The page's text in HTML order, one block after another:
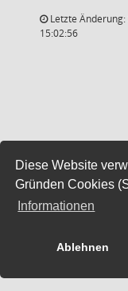
Diese Website
Gründen Cookies
Informationen
Ablehnen
Letzte Änderung:
15:02:56